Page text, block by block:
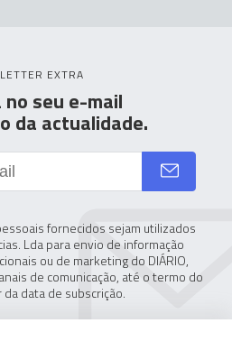
EXTRA
no seu e-mail
da actualidade.
fornecidos sejam utilizados
Lda para envio de informação
ou de marketing do DIÁRIO,
de comunicação, até o termo do
data de subscrição.